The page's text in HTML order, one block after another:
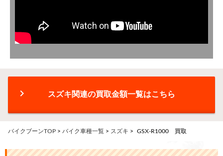
chevron_right スズキ関連の買取金額一覧はこちら
バイクブーンTOP > バイク車種一覧 > スズキ > GSX-R1000 買取